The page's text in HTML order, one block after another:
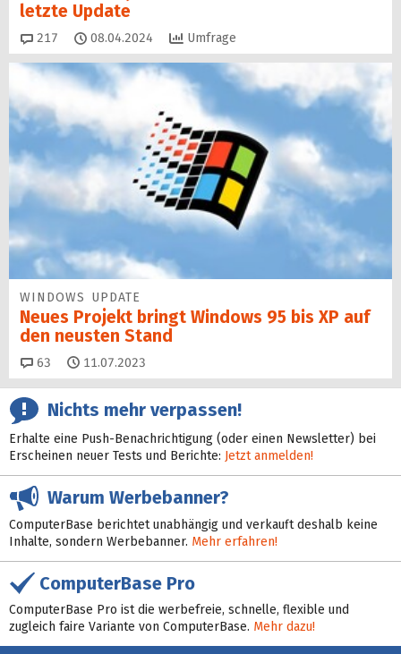
letzte Update
217 Kommentare
08.04.2024 Umfrage
WINDOWS UPDATE
Neues Projekt bringt Windows 95 bis XP auf
den neusten Stand
63 Kommentare
11.07.2023
Nichts mehr verpassen!
Erhalte eine Push-Benachrichtigung (oder einen Newsletter) bei
Erscheinen neuer Tests und Berichte: Jetzt anmelden!
Warum Werbebanner?
ComputerBase berichtet unabhängig und verkauft deshalb keine
Inhalte, sondern Werbebanner. Mehr erfahren!
ComputerBase Pro
ComputerBase Pro ist die werbefreie, schnelle, flexible und
zugleich faire Variante von ComputerBase. Mehr dazu!